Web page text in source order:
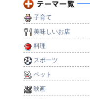
子育て
美味しいお店
料理
スポーツ
ペット
映画